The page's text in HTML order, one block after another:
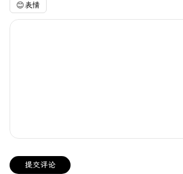
😊表情
提交评论